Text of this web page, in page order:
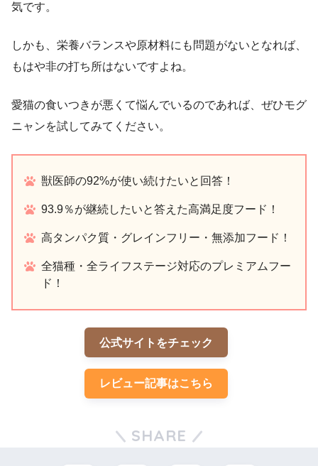
気です。
しかも、栄養バランスや原材料にも問題がないとなれば、
もはや非の打ち所はないですよね。
愛猫の食いつきが悪くて悩んでいるのであれば、ぜひモグ
ニャンを試してみてください。
獣医師の92%が使い続けたいと回答！
93.9％が継続したいと答えた高満足度フード！
高タンパク質・グレインフリー・無添加フード！
全猫種・全ライフステージ対応のプレミアムフー
ド！
公式サイトをチェック
レビュー記事はこちら
SHARE